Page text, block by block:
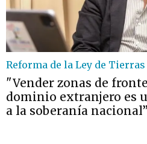
Reforma de la Ley de Tierras
"Vender zonas de
dominio extranjero es
a la soberanía nacional”